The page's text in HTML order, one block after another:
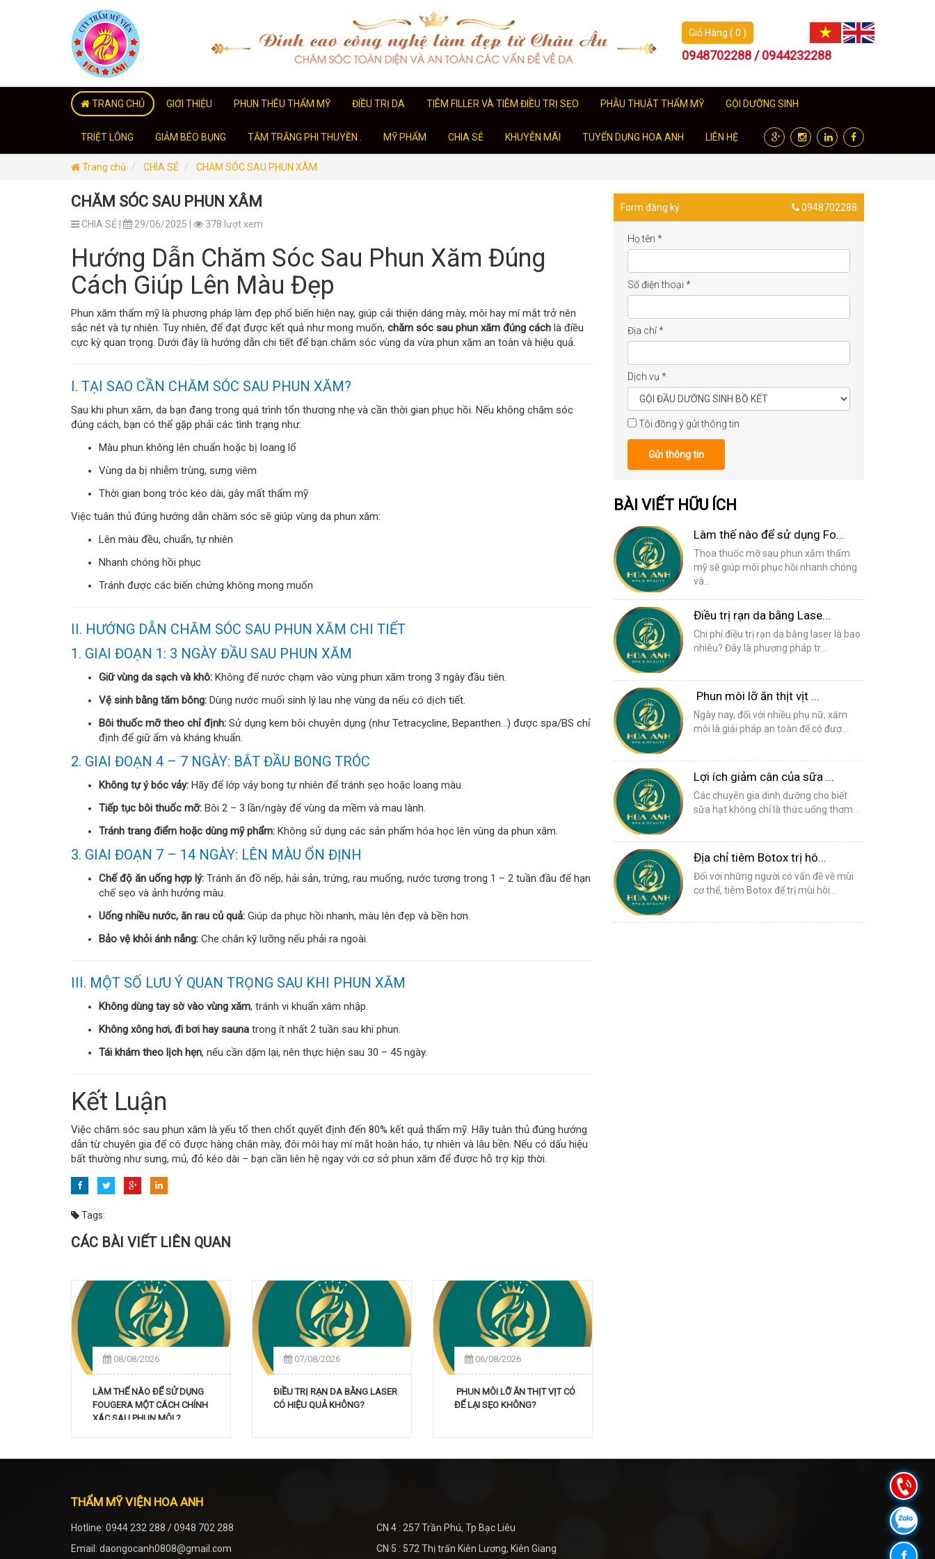
Giỏ Hàng ( 0 )
0948702288 / 0944232288
TRANG CHỦ GIỚI THIỆU PHUN THÊU THẨM MỸ ĐIỀU TRỊ DA TIÊM FILLER VÀ TIÊM ĐIỀU TRỊ SẸO PHẪU THUẬT THẨM MỸ GỘI DƯỠNG SINH
TRIỆT LÔNG GIẢM BÉO BỤNG TẮM TRẮNG PHI THUYỀN . MỸ PHẨM CHIA SẺ KHUYỄN MÃI TUYỂN DỤNG HOA ANH LIÊN HỆ
Trang chủ CHIA SẺ CHĂM SÓC SAU PHUN XÂM
CHĂM SÓC SAU PHUN XÂM
CHIA SẺ | 29/06/2025 | 378 lượt xem
Hướng Dẫn Chăm Sóc Sau Phun Xăm Đúng
Cách Giúp Lên Màu Đẹp
Phun xăm thẩm mỹ là phương pháp làm đẹp phổ biến hiện nay, giúp cải thiện dáng mày, môi hay mí mắt trở nên
sắc nét và tự nhiên. Tuy nhiên, để đạt được kết quả như mong muốn, chăm sóc sau phun xăm đúng cách là điều
cực kỳ quan trọng. Dưới đây là hướng dẫn chi tiết để bạn chăm sóc vùng da vừa phun xăm an toàn và hiệu quả.
I. TẠI SAO CẦN CHĂM SÓC SAU PHUN XĂM?
Sau khi phun xăm, da bạn đang trong quá trình tổn thương nhẹ và cần thời gian phục hồi. Nếu không chăm sóc
đúng cách, bạn có thể gặp phải các tình trạng như:
Màu phun không lên chuẩn hoặc bị loang lổ
Vùng da bị nhiễm trùng, sưng viêm
Thời gian bong tróc kéo dài, gây mất thẩm mỹ
Việc tuân thủ đúng hướng dẫn chăm sóc sẽ giúp vùng da phun xăm:
Lên màu đều, chuẩn, tự nhiên
Nhanh chóng hồi phục
Tránh được các biến chứng không mong muốn
II. HƯỚNG DẪN CHĂM SÓC SAU PHUN XĂM CHI TIẾT
1. GIAI ĐOẠN 1: 3 NGÀY ĐẦU SAU PHUN XĂM
Giữ vùng da sạch và khô: Không để nước chạm vào vùng phun xăm trong 3 ngày đầu tiên.
Vệ sinh bằng tăm bông: Dùng nước muối sinh lý lau nhẹ vùng da nếu có dịch tiết.
Bôi thuốc mỡ theo chỉ định: Sử dụng kem bôi chuyên dụng (như Tetracycline, Bepanthen...) được spa/BS chỉ
định để giữ ẩm và kháng khuẩn.
2. GIAI ĐOẠN 4 – 7 NGÀY: BẮT ĐẦU BONG TRÓC
Không tự ý bóc vảy: Hãy để lớp vảy bong tự nhiên để tránh sẹo hoặc loang màu.
Tiếp tục bôi thuốc mỡ: Bôi 2 – 3 lần/ngày để vùng da mềm và mau lành.
Tránh trang điểm hoặc dùng mỹ phẩm: Không sử dụng các sản phẩm hóa học lên vùng da phun xăm.
3. GIAI ĐOẠN 7 – 14 NGÀY: LÊN MÀU ỔN ĐỊNH
Chế độ ăn uống hợp lý: Tránh ăn đồ nếp, hải sản, trứng, rau muống, nước tương trong 1 – 2 tuần đầu để hạn
chế sẹo và ảnh hưởng màu.
Uống nhiều nước, ăn rau củ quả: Giúp da phục hồi nhanh, màu lên đẹp và bền hơn.
Bảo vệ khỏi ánh nắng: Che chắn kỹ lưỡng nếu phải ra ngoài.
III. MỘT SỐ LƯU Ý QUAN TRỌNG SAU KHI PHUN XĂM
Không dùng tay sờ vào vùng xăm, tránh vi khuẩn xâm nhập.
Không xông hơi, đi bơi hay sauna trong ít nhất 2 tuần sau khi phun.
Tái khám theo lịch hẹn, nếu cần dặm lại, nên thực hiện sau 30 – 45 ngày.
Kết Luận
Việc chăm sóc sau phun xăm là yếu tố then chốt quyết định đến 80% kết quả thẩm mỹ. Hãy tuân thủ đúng hướng
dẫn từ chuyên gia để có được hàng chân mày, đôi môi hay mí mắt hoàn hảo, tự nhiên và lâu bền. Nếu có dấu hiệu
bất thường như sưng, mủ, đỏ kéo dài – bạn cần liên hệ ngay với cơ sở phun xăm để được hỗ trợ kịp thời.
Tags:
CÁC BÀI VIẾT LIÊN QUAN
08/08/2026
LÀM THẾ NÀO ĐỂ SỬ DỤNG
FOUGERA MỘT CÁCH CHÍNH
XÁC SAU PHUN MÔI ?
07/08/2026
ĐIỀU TRỊ RẠN DA BẰNG LASER
CÓ HIỆU QUẢ KHÔNG?
06/08/2026
PHUN MÔI LỠ ĂN THỊT VỊT CÓ
ĐỂ LẠI SẸO KHÔNG?
Form đăng ký 0948702288
Họ tên *
Số điện thoại *
Địa chỉ*
Dịch vụ *
Tôi đồng ý gửi thông tin
Gửi thông tin
BÀI VIẾT HỮU ÍCH
Làm thế nào để sử dụng Fo...
Thoa thuốc mỡ sau phun xăm thẩm
mỹ sẽ giúp môi phục hồi nhanh chóng
và...
Điều trị rạn da bằng Lase...
Chi phí điều trị rạn da bằng laser là bao
nhiêu? Đây là phương pháp tr...
Phun môi lỡ ăn thịt vịt ...
Ngày nay, đối với nhiều phụ nữ, xăm
môi là giải pháp an toàn để có đượ...
Lợi ích giảm cân của sữa ...
Các chuyên gia dinh dưỡng cho biết
sữa hạt không chỉ là thức uống thơm...
Địa chỉ tiêm Botox trị hô...
Đối với những người có vấn đề về mùi
cơ thể, tiêm Botox để trị mùi hôi...
THẨM MỸ VIỆN HOA ANH
Hotline: 0944 232 288 / 0948 702 288
Email: daongocanh0808@gmail.com
CN 4 : 257 Trần Phú, Tp Bạc Liêu
CN 5 : 572 Thị trấn Kiên Lương, Kiên Giang